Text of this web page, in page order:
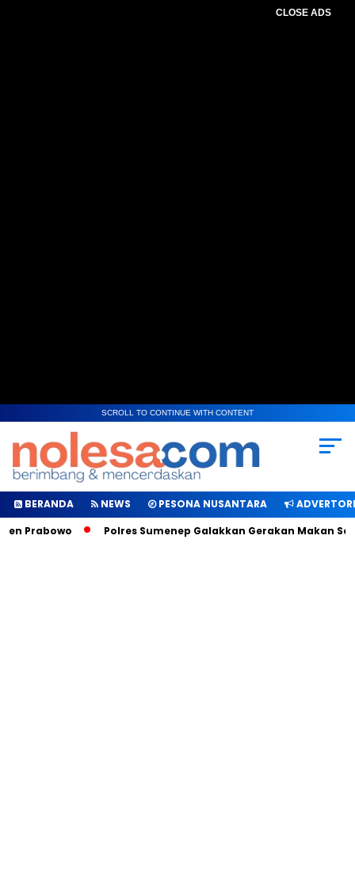
CLOSE ADS
SCROLL TO CONTINUE WITH CONTENT
BERANDA NEWS PESONA NUSANTARA
Polres Sumenep Galakkan Gerakan Makan Sehat